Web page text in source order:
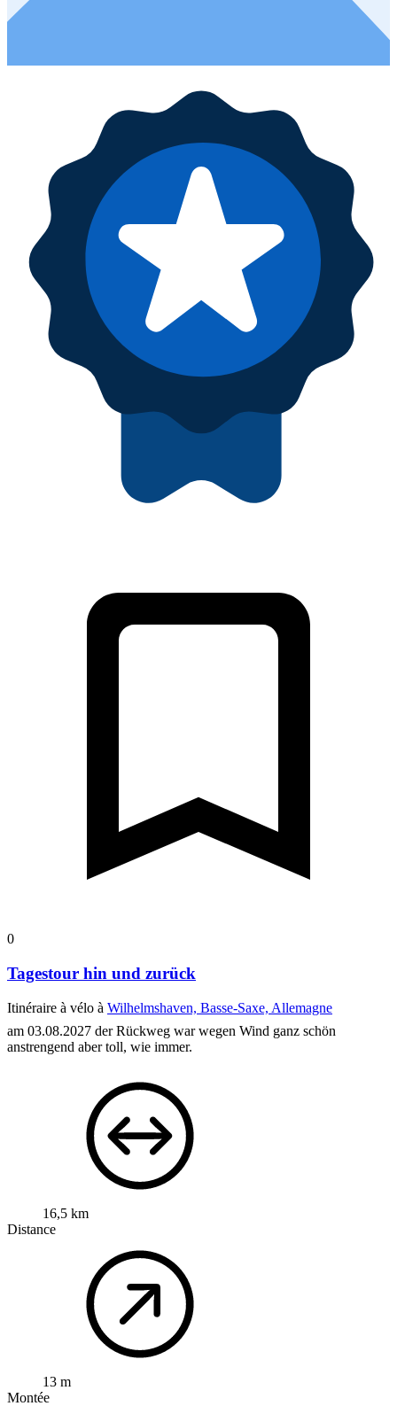
0
Tagestour hin und zurück
Itinéraire à vélo à Wilhelmshaven, Basse-Saxe, Allemagne
am 03.08.2027 der Rückweg war wegen Wind ganz schön
anstrengend aber toll, wie immer.
16,5 km
Distance
13 m
Montée